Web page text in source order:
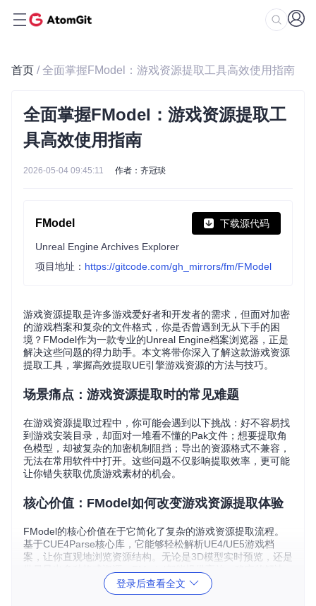
首页 / 全面掌握FModel：游戏资源提取工具高效使用指南
全面掌握FModel：游戏资源提取工
具高效使用指南
2026-05-04 09:45:11 作者：齐冠琰
FModel 下载源代码
Unreal Engine Archives Explorer
项目地址： https://gitcode.com/gh_mirrors/fm/FModel
游戏资源提取是许多游戏爱好者和开发者的需求，但面对加密
的游戏档案和复杂的文件格式，你是否曾遇到无从下手的困
境？FModel作为一款专业的Unreal Engine档案浏览器，正是
解决这些问题的得力助手。本文将带你深入了解这款游戏资源
提取工具，掌握高效提取UE引擎游戏资源的方法与技巧。
场景痛点：游戏资源提取时的常见难题
在游戏资源提取过程中，你可能会遇到以下挑战：好不容易找
到游戏安装目录，却面对一堆看不懂的Pak文件；想要提取角
色模型，却被复杂的加密机制阻挡；导出的资源格式不兼容，
无法在常用软件中打开。这些问题不仅影响提取效率，更可能
让你错失获取优质游戏素材的机会。
核心价值：FModel如何改变游戏资源提取体验
FModel的核心价值在于它简化了复杂的游戏资源提取流程。
基于CUE4Parse核心库，它能够轻松解析UE4/UE5游戏档
案，让你直观地浏览资源结构。无论是3D模型实时预览，还是
方案，让游戏资源提取变得简单而高效。
登录后查看全文